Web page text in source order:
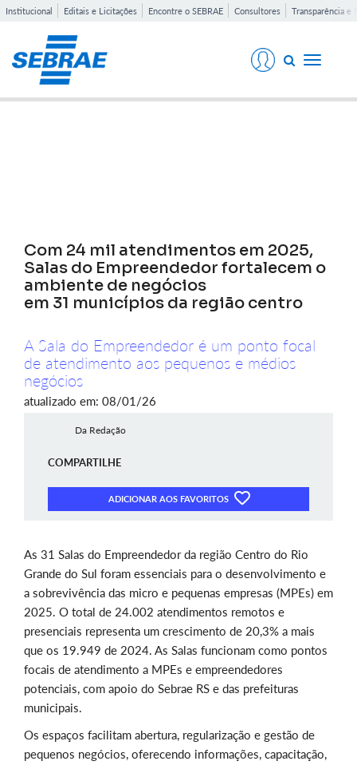
Institucional Editais e Licitações Encontre o SEBRAE Consultores Transparência e
Toggle
Com 24 mil atendimentos em 2025,
Salas do Empreendedor fortalecem o
ambiente de negócios
em 31 municípios da região centro
A Sala do Empreendedor é um ponto focal
de atendimento aos pequenos e médios
negócios
atualizado em: 08/01/26
Da Redação
COMPARTILHE
ADICIONAR AOS FAVORITOS
As 31 Salas do Empreendedor da região Centro do Rio
Grande do Sul foram essenciais para o desenvolvimento e
a sobrevivência das micro e pequenas empresas (MPEs) em
2025. O total de 24.002 atendimentos remotos e
presenciais representa um crescimento de 20,3% a mais
que os 19.949 de 2024. As Salas funcionam como pontos
focais de atendimento a MPEs e empreendedores
potenciais, com apoio do Sebrae RS e das prefeituras
municipais.
Os espaços facilitam abertura, regularização e gestão de
pequenos negócios, oferecendo informações, capacitação,